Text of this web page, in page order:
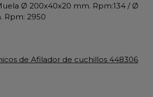
Ø 200x40x20 mm. Rpm:134 / Ø
Rpm: 2950
de Afilador de cuchillos 448306